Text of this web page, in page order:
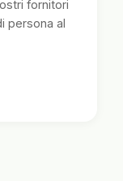
fornitori
persona al